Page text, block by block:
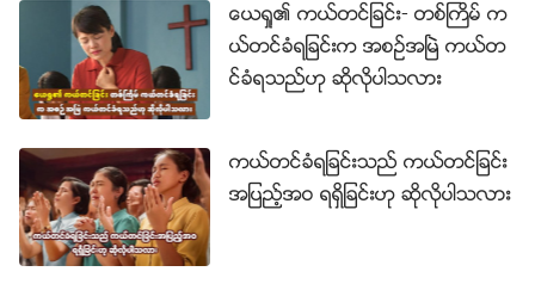
ေယရႈ၏ ကယ္တင္ျခင္း- တစ္ႀကိမ္ က
ယ္တင္ခံရျခင္းက အစဥ္အၿမဲ ကယ္တ
င္ခံရသည္ဟု ဆိုလိုပါသလား
ကယ္တင္ခံရျခင္းသည္ ကယ္တင္ျခင္း
အျပည့္အဝ ရရွိျခင္းဟု ဆိုလိုပါသလား